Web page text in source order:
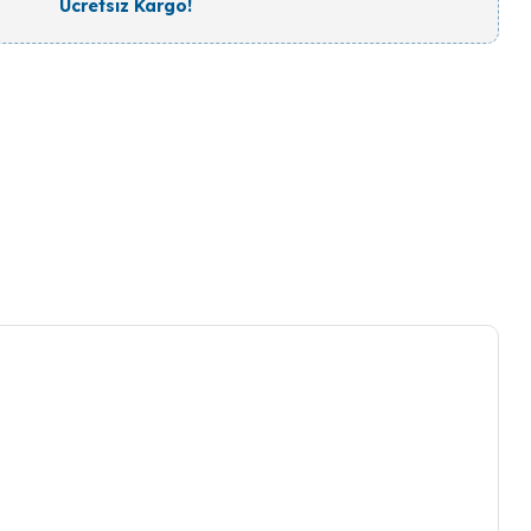
Ücretsiz Kargo!